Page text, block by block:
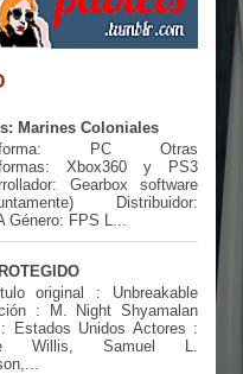
Marines Coloniales
PC Otras
Xbox360 y PS3
Gearbox software
Distribuidor:
Género: FPS L...
original : Unbreakable
: M. Night Shyamalan
Estados Unidos Actores :
Willis, Samuel L.